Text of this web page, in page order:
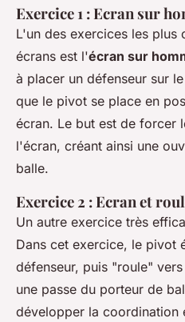
Exercice 1 : Ecran sur
L'un des exercices les plus
écrans est l'écran sur
à placer un défenseur sur
que le pivot se place en
écran. Le but est de forcer
l'écran, créant ainsi une
balle.
Exercice 2 : Ecran et
Un autre exercice très
Dans cet exercice, le pivot
défenseur, puis "roule"
une passe du porteur de
développer la coordination